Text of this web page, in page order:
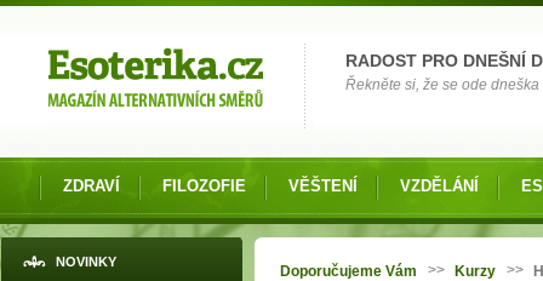
RADOST PRO DNEŠNÍ
Řekněte si, že se ode
ZDRAVÍ FILOZOFIE VĚŠTENÍ VZDĚLÁNÍ
NOVINKY Jste zde
Doporučujeme Vám >> Kurzy >>